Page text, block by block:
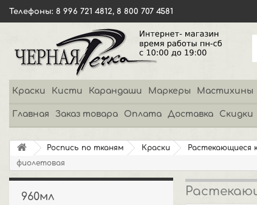
Телефоны: 8 996 721 4812, 8 800 707 4581
Краски Кисти Карандаши Маркеры Мастихины
Главная Заказ товара Оплата Доставка Скидки
Роспись по тканям Краски Растекающиеся
фиолетовая
960мл